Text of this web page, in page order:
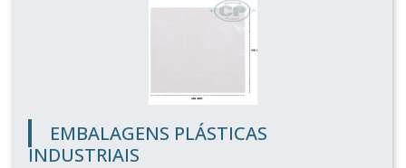
EMBALAGENS PLÁSTICAS
INDUSTRIAIS